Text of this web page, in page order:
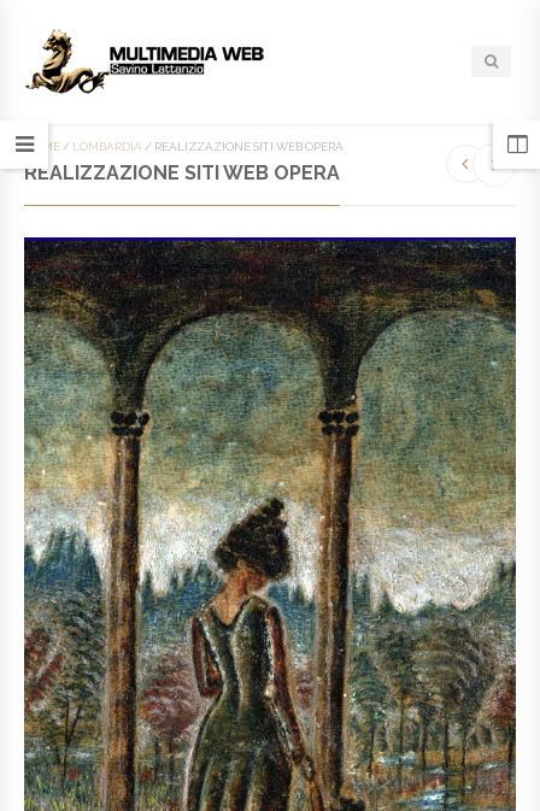
HOME / LOMBARDIA / REALIZZAZIONE SITI WEB OPERA
REALIZZAZIONE SITI WEB OPERA